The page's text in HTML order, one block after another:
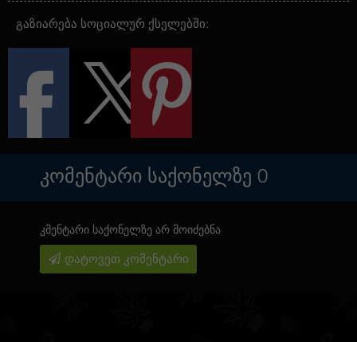
გაზიარება სოციალურ ქსელებში:
ᲙᲝᲛᲔᲜᲢᲐᲠᲘ ᲡᲐᲥᲝᲜᲔᲚᲖᲔ 0
კმენტარი საქონელზე არ მოიძებნა
დატოვეთ კომენტარი